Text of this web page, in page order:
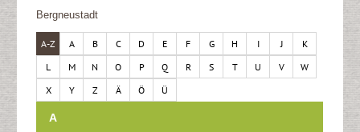
Bergneustadt
A-Z A B C D E F G H I J
K
L
M N O P Q R S T U V
W
X
Y Z Ä Ö Ü
A